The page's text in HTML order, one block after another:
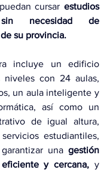
cursar estudios
sin necesidad de
su provincia.
incluye un edificio
con 24 aulas,
un aula inteligente y
así como un
de igual altura,
estudiantiles,
una gestión
y cercana, y